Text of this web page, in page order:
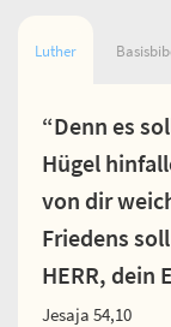
Luther
“Denn es
Hügel
von dir
Friedens
HERR, dein
Jesaja 54,10